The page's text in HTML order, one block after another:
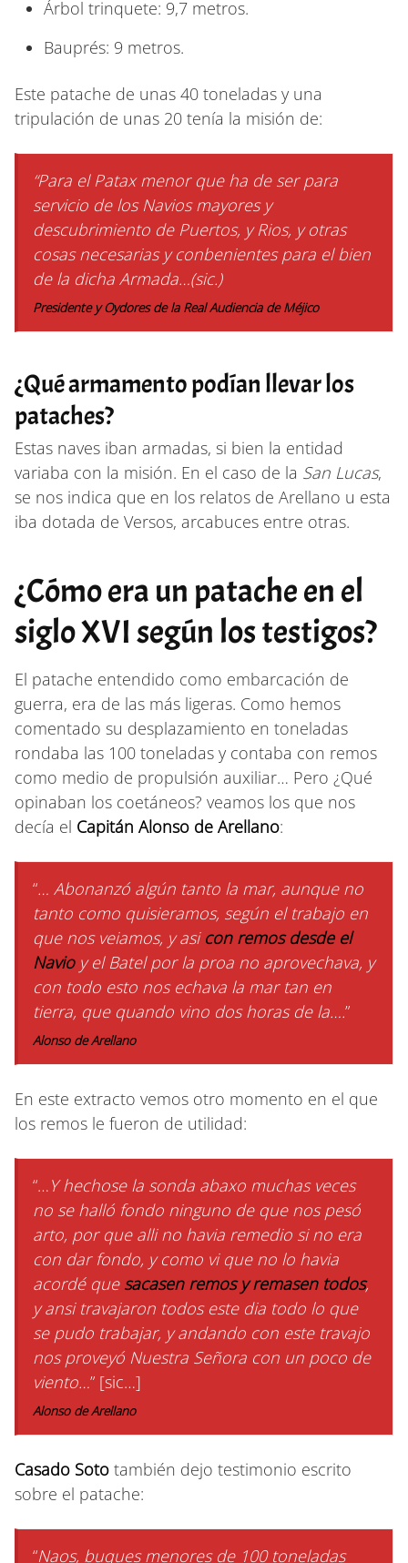
Árbol trinquete: 9,7 metros.
Bauprés: 9 metros.
Este patache de unas 40 toneladas y una
tripulación de unas 20 tenía la misión de:
“Para el Patax menor que ha de ser para
servicio de los Navios mayores y
descubrimiento de Puertos, y Rios, y otras
cosas necesarias y conbenientes para el bien
de la dicha Armada…(sic.)
Presidente y Oydores de la Real Audiencia de Méjico
¿Qué armamento podían llevar los
pataches?
Estas naves iban armadas, si bien la entidad
variaba con la misión. En el caso de la San Lucas,
se nos indica que en los relatos de Arellano u esta
iba dotada de Versos, arcabuces entre otras.
¿Cómo era un patache en el
siglo XVI según los testigos?
El patache entendido como embarcación de
guerra, era de las más ligeras. Como hemos
comentado su desplazamiento en toneladas
rondaba las 100 toneladas y contaba con remos
como medio de propulsión auxiliar… Pero ¿Qué
opinaban los coetáneos? veamos los que nos
decía el Capitán Alonso de Arellano:
“… Abonanzó algún tanto la mar, aunque no
tanto como quisieramos, según el trabajo en
que nos veiamos, y asi con remos desde el
Navio y el Batel por la proa no aprovechava, y
con todo esto nos echava la mar tan en
tierra, que quando vino dos horas de la….”
Alonso de Arellano
En este extracto vemos otro momento en el que
los remos le fueron de utilidad:
“…Y hechose la sonda abaxo muchas veces
no se halló fondo ninguno de que nos pesó
arto, por que alli no havia remedio si no era
con dar fondo, y como vi que no lo havia
acordé que sacasen remos y remasen todos,
y ansi travajaron todos este dia todo lo que
se pudo trabajar, y andando con este travajo
nos proveyó Nuestra Señora con un poco de
viento…” [sic…]
Alonso de Arellano
Casado Soto también dejo testimonio escrito
sobre el patache:
“Naos, buques menores de 100 toneladas